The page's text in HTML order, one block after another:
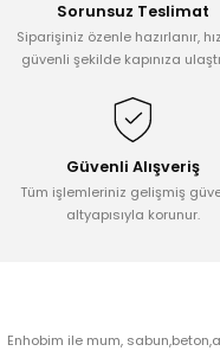
Ürün resmi kalitesiz,
Ürün açıklamasında
Ürün fiyatı diğer
Bu ürüne benzer farklı
Sorunsuz Teslimat
Siparişiniz özenle hazırlanır,
güvenli şekilde kapınıza
Güvenli Alışveriş
Tüm işlemleriniz gelişmiş
altyapısıyla korunur.
Enhobim ile mum,